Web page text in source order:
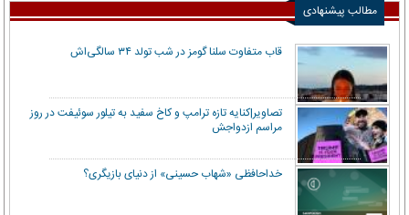
مطالب پیشنهادی
قاب متفاوت سلنا گومز در شب تولد ۳۴ سالگی‌اش
تصاویر|کنایه تازه ترامپ و کاخ سفید به تیلور سوئیفت در روز
مراسم ازدواجش
خداحافظی «شهاب حسینی» از دنیای بازیگری؟